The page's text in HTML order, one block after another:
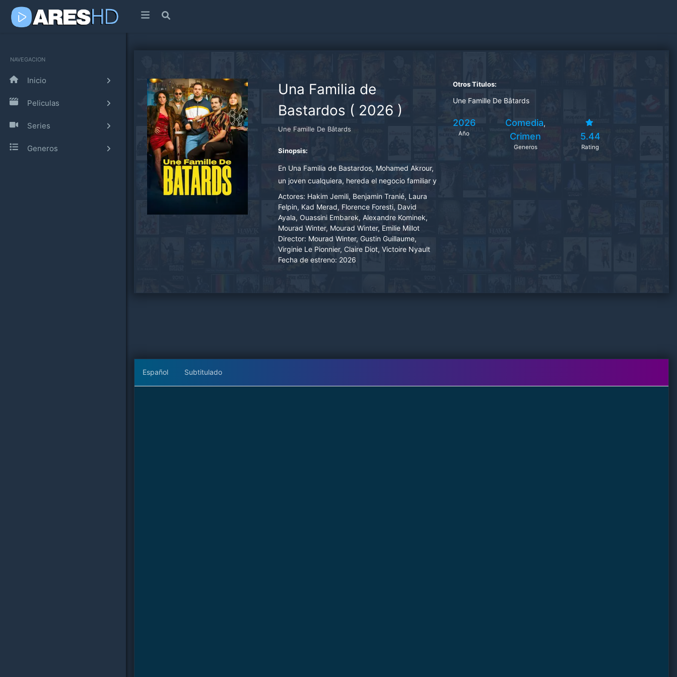
NAVEGACION
Inicio
Peliculas
Series
Generos
Una Familia de
Bastardos ( 2026 )
Une Famille De Bâtards
Sinopsis:
En Una Familia de Bastardos, Mohamed Akrour,
un joven cualquiera, hereda el negocio familiar y
descubre que es una tapadera de juego ilegal y
prostitución. Entre rivalidades, deudas
crecientes y dinero fácil, deberá además
hacerse cargo de sus dos medio hermanos,
mientras se adentra en un violento e implacable
mundo criminal.
Actores: Hakim Jemili, Benjamin Tranié, Laura
Felpin, Kad Merad, Florence Foresti, David
Ayala, Ouassini Embarek, Alexandre Kominek,
Mourad Winter, Mourad Winter, Emilie Millot
Director: Mourad Winter, Gustin Guillaume,
Virginie Le Pionnier, Claire Diot, Victoire Nyault
Fecha de estreno: 2026
Otros Titulos:
Une Famille De Bâtards
2026
Año
Comedia,
Crimen
Generos
5.44
Rating
Español Subtitulado